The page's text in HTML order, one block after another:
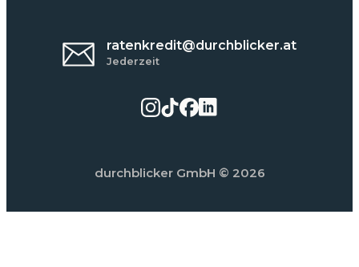
ratenkredit@durchblicker.at
Jederzeit
durchblicker GmbH © 2026